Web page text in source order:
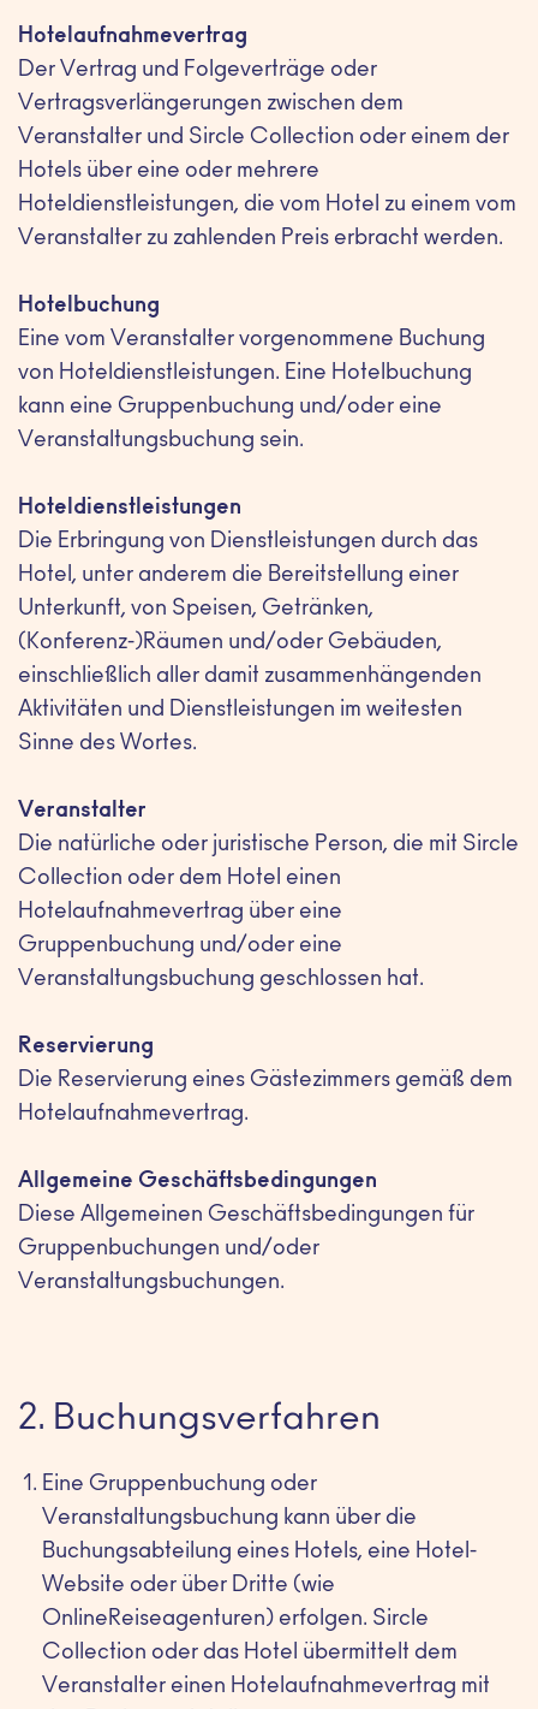
Hotelaufnahmevertrag
Der Vertrag und Folgeverträge oder
Vertragsverlängerungen zwischen dem
Veranstalter und Sircle Collection oder einem der
Hotels über eine oder mehrere
Hoteldienstleistungen, die vom Hotel zu einem vom
Veranstalter zu zahlenden Preis erbracht werden.
Hotelbuchung
Eine vom Veranstalter vorgenommene Buchung
von Hoteldienstleistungen. Eine Hotelbuchung
kann eine Gruppenbuchung und/oder eine
Veranstaltungsbuchung sein.
Hoteldienstleistungen
Die Erbringung von Dienstleistungen durch das
Hotel, unter anderem die Bereitstellung einer
Unterkunft, von Speisen, Getränken,
(Konferenz-)Räumen und/oder Gebäuden,
einschließlich aller damit zusammenhängenden
Aktivitäten und Dienstleistungen im weitesten
Sinne des Wortes.
Veranstalter
Die natürliche oder juristische Person, die mit Sircle
Collection oder dem Hotel einen
Hotelaufnahmevertrag über eine
Gruppenbuchung und/oder eine
Veranstaltungsbuchung geschlossen hat.
Reservierung
Die Reservierung eines Gästezimmers gemäß dem
Hotelaufnahmevertrag.
Allgemeine Geschäftsbedingungen
Diese Allgemeinen Geschäftsbedingungen für
Gruppenbuchungen und/oder
Veranstaltungsbuchungen.
2. Buchungsverfahren
Eine Gruppenbuchung oder
Veranstaltungsbuchung kann über die
Buchungsabteilung eines Hotels, eine Hotel-
Website oder über Dritte (wie
OnlineReiseagenturen) erfolgen. Sircle
Collection oder das Hotel übermittelt dem
Veranstalter einen Hotelaufnahmevertrag mit